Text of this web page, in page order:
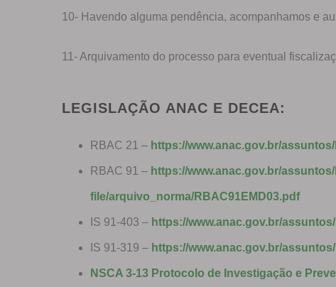
10- Havendo alguma pendência, acompanhamos e
11- Arquivamento do processo para eventual
LEGISLAÇÃO ANAC E DECEA:
RBAC 21 – https://www.anac.gov.br/
RBAC 91 – https://www.anac.gov.br/
file/arquivo_norma/RBAC91EMD03.pdf
IS 91-403 – https://www.anac.gov.br/
IS 91-319 – https://www.anac.gov.br/
NSCA 3-13 Protocolo de Investigação e